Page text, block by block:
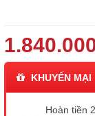
KHUYẾN MẠI
Hoàn tiền